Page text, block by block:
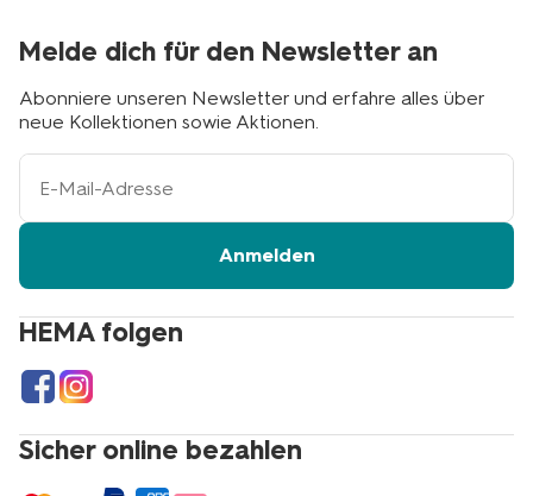
HEMA folgen
Sicher online bezahlen
Melde dich für den Newsletter an
Abonniere unseren Newsletter und erfahre alles über
neue Kollektionen sowie Aktionen.
Ihre
Adresse
Anmelden